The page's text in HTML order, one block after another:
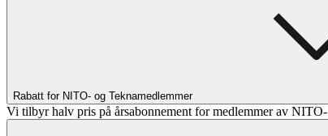
Rabatt for NITO- og Teknamedlemmer
Vi tilbyr halv pris på årsabonnement for medlemmer av